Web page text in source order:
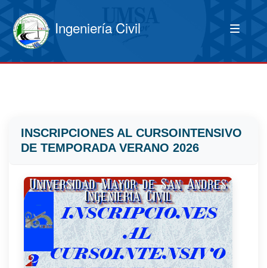
Ingeniería Civil
INSCRIPCIONES AL CURSOINTENSIVO
DE TEMPORADA VERANO 2026